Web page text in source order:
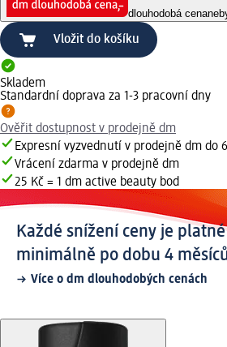
dlouhodobá cena
Vložit do košíku
Skladem
Standardní doprava za 1-3 pracovní dny
Ověřit dostupnost v prodejně dm
Expresní vyzvednutí v prodejně dm do
Vrácení zdarma v prodejně dm
25 Kč = 1 dm active beauty bod
Každé snížení ceny je platné
minimálně po dobu 4
Více o dm dlouhodobých cenách